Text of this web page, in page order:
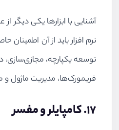
آشنایی با ابزارها یکی
نرم افزار باید از آن
توسعه یکپارچه، مجازی‌سازی،
فریمورک‌ها، مدیریت ماژول و
17. کامپایلر و مفسر